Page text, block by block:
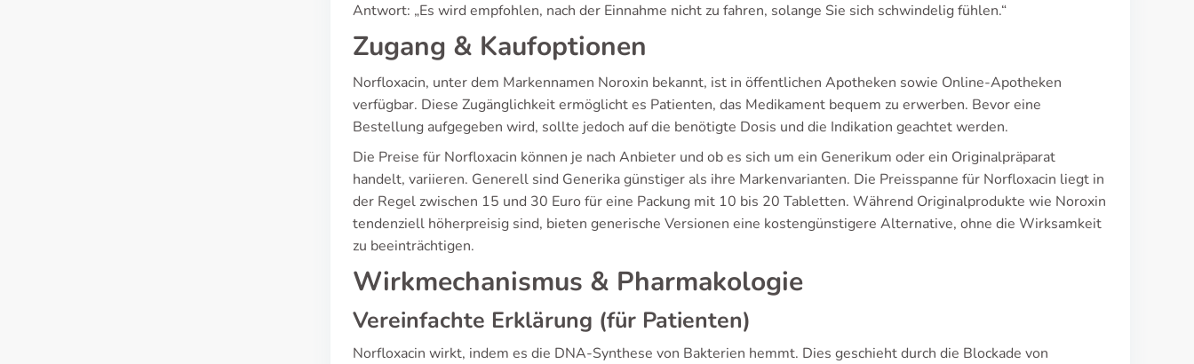
Antwort: „Es wird empfohlen, nach der Einnahme nicht zu fahren, solange Sie sich schwindelig fühlen.“
Zugang & Kaufoptionen
Norfloxacin, unter dem Markennamen Noroxin bekannt, ist in öffentlichen Apotheken sowie Online-Apotheken
verfügbar. Diese Zugänglichkeit ermöglicht es Patienten, das Medikament bequem zu erwerben. Bevor eine
Bestellung aufgegeben wird, sollte jedoch auf die benötigte Dosis und die Indikation geachtet werden.
Die Preise für Norfloxacin können je nach Anbieter und ob es sich um ein Generikum oder ein Originalpräparat
handelt, variieren. Generell sind Generika günstiger als ihre Markenvarianten. Die Preisspanne für Norfloxacin liegt in
der Regel zwischen 15 und 30 Euro für eine Packung mit 10 bis 20 Tabletten. Während Originalprodukte wie Noroxin
tendenziell höherpreisig sind, bieten generische Versionen eine kostengünstigere Alternative, ohne die Wirksamkeit
zu beeinträchtigen.
Wirkmechanismus & Pharmakologie
Vereinfachte Erklärung (für Patienten)
Norfloxacin wirkt, indem es die DNA-Synthese von Bakterien hemmt. Dies geschieht durch die Blockade von